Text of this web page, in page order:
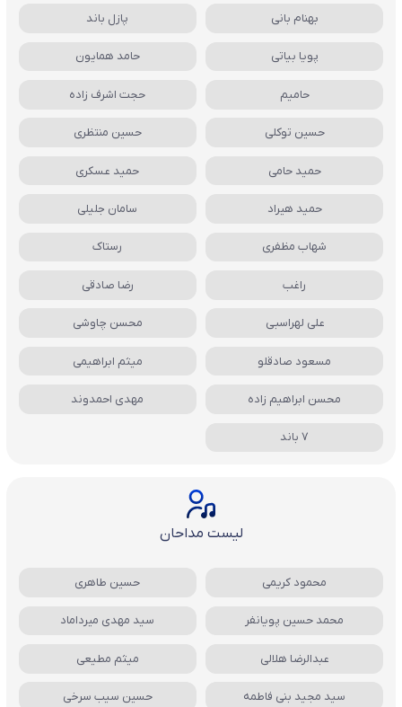
بهنام بانی پازل باند
پویا بیاتی حامد همایون
حامیم حجت اشرف زاده
حسین توکلی حسین منتظری
حمید حامی حمید عسکری
حمید هیراد سامان جلیلی
شهاب مظفری رستاک
راغب رضا صادقی
علی لهراسبی محسن چاوشی
مسعود صادقلو میثم ابراهیمی
محسن ابراهیم زاده مهدی احمدوند
7 باند
لیست مداحان
محمود کریمی حسین طاهری
محمد حسین پویانفر سید مهدی میرداماد
عبدالرضا هلالی میثم مطیعی
سید مجید بنی فاطمه حسین سیب سرخی